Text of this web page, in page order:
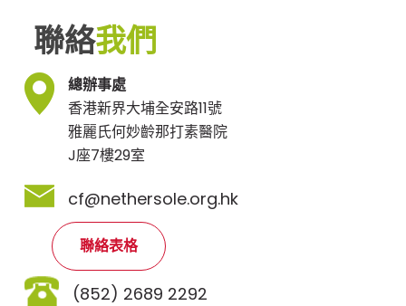
聯絡我們
總辦事處
香港新界大埔全安路11號
雅麗氏何妙齡那打素醫院
J座7樓29室
cf@nethersole.org.hk
聯絡表格
(852) 2689 2292